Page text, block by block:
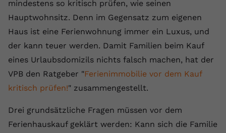
mindestens so kritisch prüfen, wie seinen
Hauptwohnsitz. Denn im Gegensatz zum eigenen
Haus ist eine Ferienwohnung immer ein Luxus, und
der kann teuer werden. Damit Familien beim Kauf
eines Urlaubsdomizils nichts falsch machen, hat der
VPB den Ratgeber "Ferienimmobilie vor dem Kauf
kritisch prüfen!" zusammengestellt.
Drei grundsätzliche Fragen müssen vor dem
Ferienhauskauf geklärt werden: Kann sich die Familie
Laufzeit 1 Jahr
Zweck
Dieser Wert speichert Ihre Consent-
Einstellungen. Unter anderem eine
zufällig generierte ID, für die
historische Speicherung Ihrer
Webseiten-Betreiber dies eingestellt
hat.
Name fe_typo_user
Zweck
wiederzuerkennen und statistische
Informationen zur Nutzung der
Website zu erfassen.
Name _gcl au
Laufzeit 90 Tage
Zweck
Werbeklicks der Nutzung auf unserer
Cookie-Informationen anzeigen
Externe Inhalte
Wir verwenden auf unserer Website externe Inhalte,
Name vuid
Cookie-Informationen anzeigen